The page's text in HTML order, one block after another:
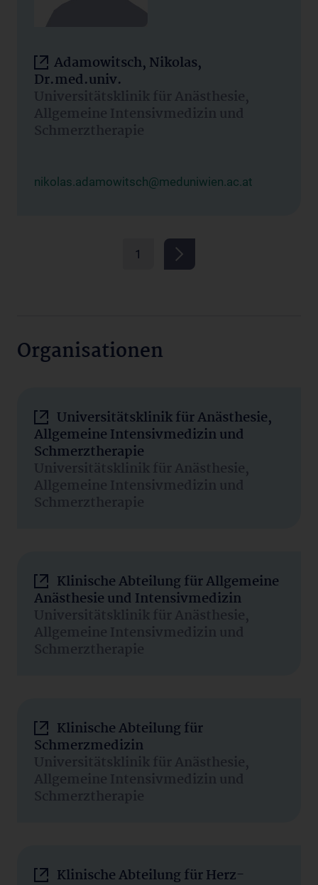
Adamowitsch, Nikolas,
Dr.med.univ.
Universitätsklinik für Anästhesie,
Allgemeine Intensivmedizin und
Schmerztherapie
nikolas.adamowitsch@meduniwien.ac.at
1
Organisationen
Universitätsklinik für Anästhesie,
Allgemeine Intensivmedizin und
Schmerztherapie
Universitätsklinik für Anästhesie,
Allgemeine Intensivmedizin und
Schmerztherapie
Klinische Abteilung für Allgemeine
Anästhesie und Intensivmedizin
Universitätsklinik für Anästhesie,
Allgemeine Intensivmedizin und
Schmerztherapie
Klinische Abteilung für
Schmerzmedizin
Universitätsklinik für Anästhesie,
Allgemeine Intensivmedizin und
Schmerztherapie
Klinische Abteilung für Herz-